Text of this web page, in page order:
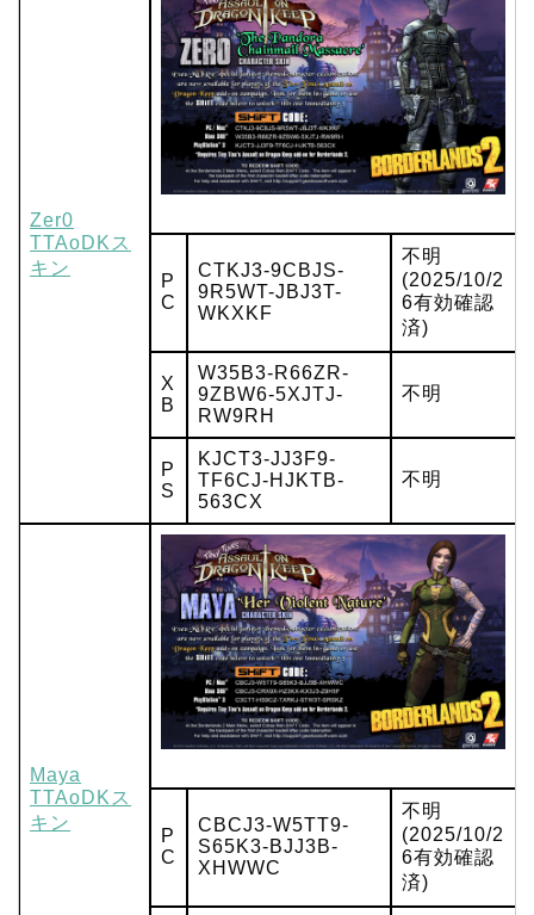
Zer0
TTAoDKス
キン
P
C
CTKJ3-9CBJS-
9R5WT-JBJ3T-
WKXKF
不明
(2025/10/2
6有効確認
済)
X
B
W35B3-R66ZR-
9ZBW6-5XJTJ-
RW9RH
不明
P
S
KJCT3-JJ3F9-
TF6CJ-HJKTB-
563CX
不明
Maya
TTAoDKス
キン
P
C
CBCJ3-W5TT9-
S65K3-BJJ3B-
XHWWC
不明
(2025/10/2
6有効確認
済)